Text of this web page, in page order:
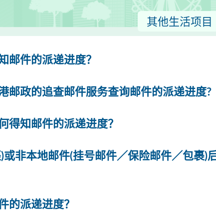
其他生活项目
邮件的派递进度？
邮政的追查邮件服务查询邮件的派递进度?
得知邮件的派递进度？
非本地邮件(挂号邮件／保险邮件／包裹)
的派递进度？